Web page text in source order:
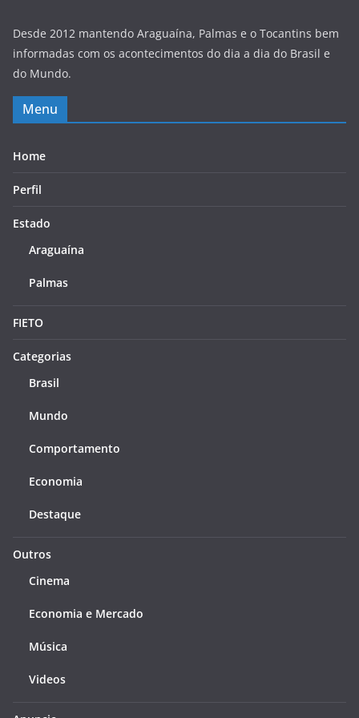
Desde 2012 mantendo Araguaína, Palmas e o Tocantins bem
informadas com os acontecimentos do dia a dia do Brasil e
do Mundo.
Menu
Home
Perfil
Estado
Araguaína
Palmas
FIETO
Categorias
Brasil
Mundo
Comportamento
Economia
Destaque
Outros
Cinema
Economia e Mercado
Música
Videos